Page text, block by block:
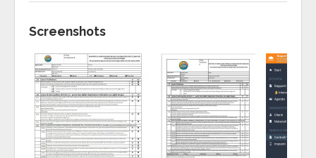
Screenshots